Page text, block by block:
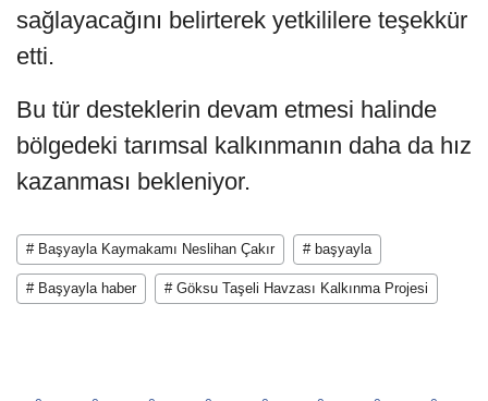
sağlayacağını belirterek yetkililere teşekkür
etti.
Bu tür desteklerin devam etmesi halinde
bölgedeki tarımsal kalkınmanın daha da hız
kazanması bekleniyor.
# Başyayla Kaymakamı Neslihan Çakır # başyayla
# Başyayla haber # Göksu Taşeli Havzası Kalkınma Projesi